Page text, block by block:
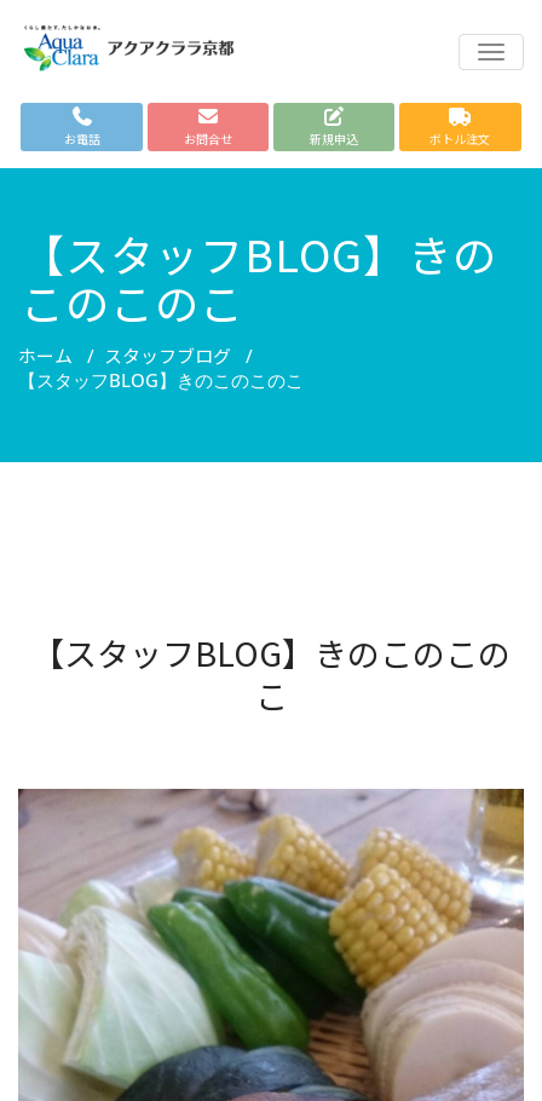
お電話 お問合せ 新規申込 ボトル注文
【スタッフBLOG】きの
このこのこ
ホーム / スタッフブログ /
【スタッフBLOG】きのこのこのこ
【スタッフBLOG】きのこのこの
こ